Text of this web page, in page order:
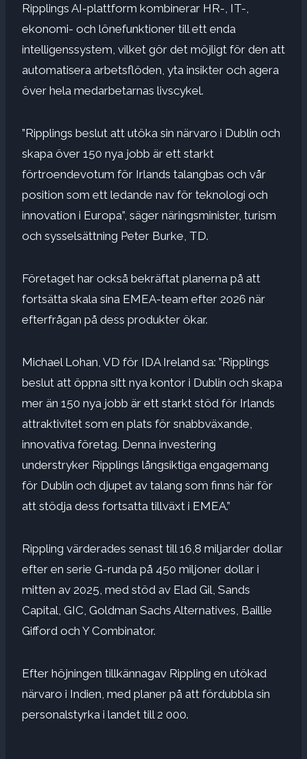
Ripplings AI-plattform kombinerar HR-, IT-,
ekonomi- och lönefunktioner till ett enda
intelligenssystem, vilket gör det möjligt för den att
automatisera arbetsflöden, yta insikter och agera
över hela medarbetarnas livscykel.
”Ripplings beslut att utöka sin närvaro i Dublin och
skapa över 150 nya jobb är ett starkt
förtroendevotum för Irlands talangbas och vår
position som ett ledande nav för teknologi och
innovation i Europa”, säger näringsminister, turism
och sysselsättning Peter Burke, TD.
Företaget har också bekräftat planerna på att
fortsätta skala sina EMEA-team efter 2026 när
efterfrågan på dess produkter ökar.
Michael Lohan, VD för IDA Ireland sa: ”Ripplings
beslut att öppna sitt nya kontor i Dublin och skapa
mer än 150 nya jobb är ett starkt stöd för Irlands
attraktivitet som en plats för snabbväxande,
innovativa företag. Denna investering
understryker Ripplings långsiktiga engagemang
för Dublin och djupet av talang som finns här för
att stödja dess fortsatta tillväxt i EMEA.”
Rippling värderades senast till 16,8 miljarder dollar
efter en serie G-runda på 450 miljoner dollar i
mitten av 2025, med stöd av Elad Gil, Sands
Capital, GIC, Goldman Sachs Alternatives, Baillie
Gifford och Y Combinator.
Efter höjningen tillkännagav Rippling en utökad
närvaro i Indien, med planer på att fördubbla sin
personalstyrka i landet till 2 000.